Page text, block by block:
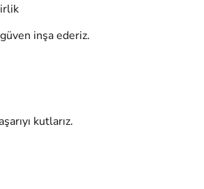
inşa ederiz.
kutlarız.